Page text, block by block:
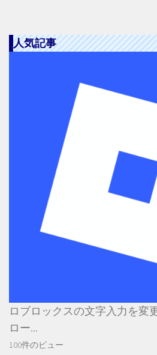
人気記事
ロブロックスの文字入力を変
ロー...
100件のビュー